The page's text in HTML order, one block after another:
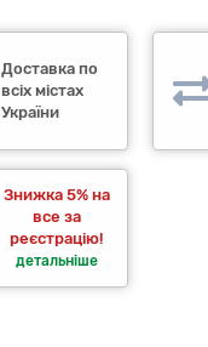
Доставка по
всіх містах
України
Знижка 5% на
все за
реєстрацію!
детальніше